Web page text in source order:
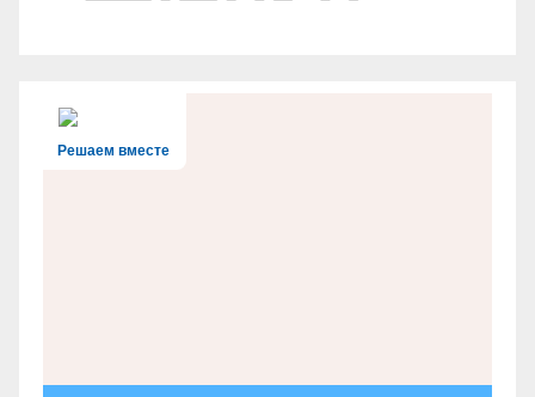
Решаем вместе